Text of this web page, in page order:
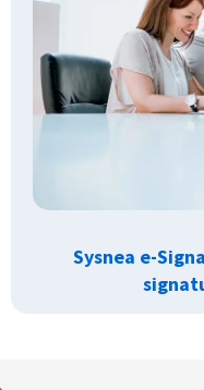
Sysnea e-